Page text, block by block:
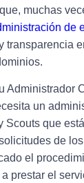
que, muchas
de
transparencia
Administrador
un
Scouts que
de
el
prestar el